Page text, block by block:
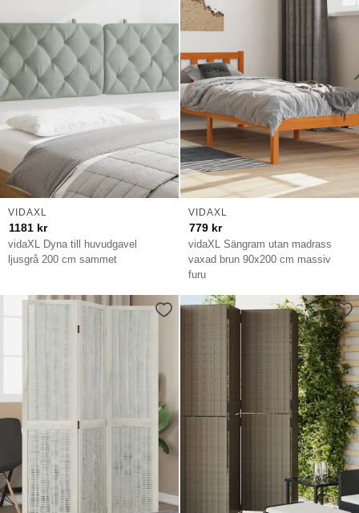
vidaXL Dyna till huvudgavel
ljusgrå 200 cm sammet
VIDAXL
1181 kr
vidaXL Sängram utan madrass
vaxad brun 90x200 cm massiv
furu
VIDAXL
779 kr